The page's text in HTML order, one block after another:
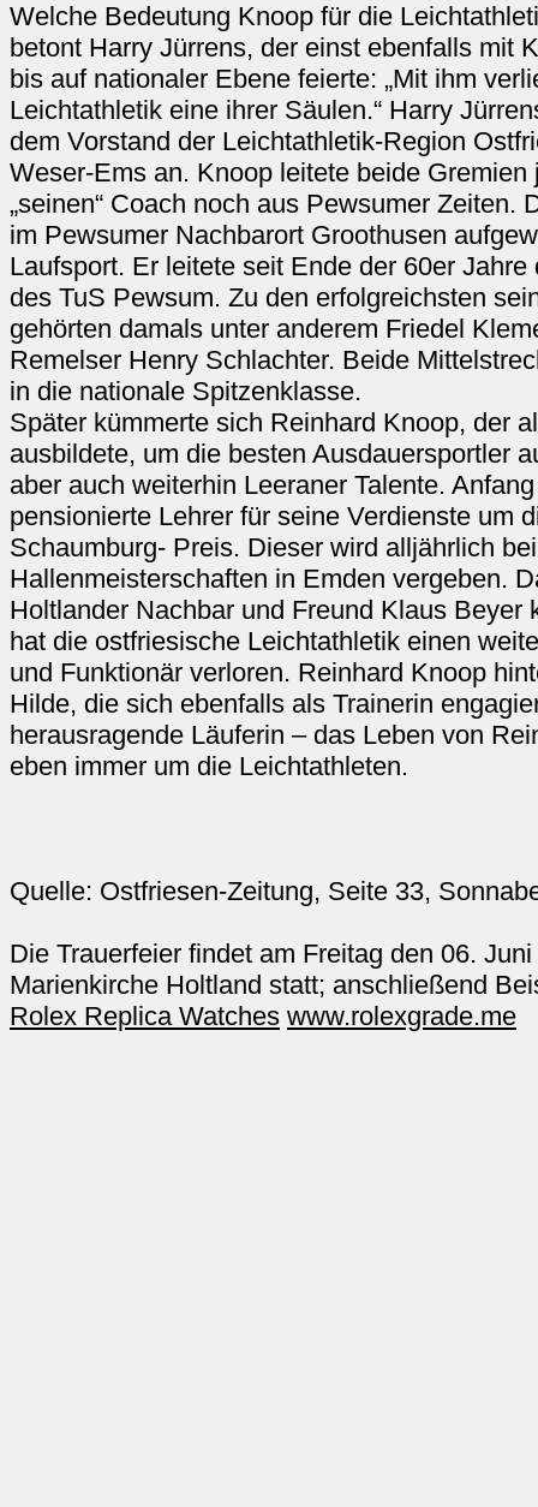
Welche Bedeutung Knoop für die
betont Harry Jürrens, der einst ebenfalls mit
bis auf nationaler Ebene feierte: „Mit ihm
Leichtathletik eine ihrer Säulen.“ Harry
dem Vorstand der Leichtathletik-Region
Weser-Ems an. Knoop leitete beide
„seinen“ Coach noch aus Pewsumer Zeiten.
im Pewsumer Nachbarort Groothusen
Laufsport. Er leitete seit Ende der 60er
des TuS Pewsum. Zu den erfolgreichsten
gehörten damals unter anderem Friedel
Remelser Henry Schlachter. Beide
in die nationale Spitzenklasse.
Später kümmerte sich Reinhard Knoop, der
ausbildete, um die besten Ausdauersportler
aber auch weiterhin Leeraner Talente.
pensionierte Lehrer für seine Verdienste um
Schaumburg- Preis. Dieser wird alljährlich
Hallenmeisterschaften in Emden vergeben.
Holtlander Nachbar und Freund Klaus Beyer
hat die ostfriesische Leichtathletik einen
und Funktionär verloren. Reinhard Knoop
Hilde, die sich ebenfalls als Trainerin
herausragende Läuferin – das Leben von
eben immer um die Leichtathleten.
Quelle: Ostfriesen-Zeitung, Seite 33,
Die Trauerfeier findet am Freitag den 06.
Marienkirche Holtland statt; anschließend
Rolex Replica Watches www.rolexgrade.me